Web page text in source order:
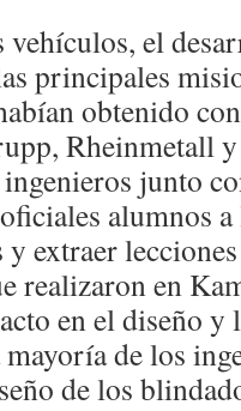
vehículos, el
principales
obtenido
Rheinmetall
junto
alumnos a
extraer
realizaron en
en el diseño y
de los
de los